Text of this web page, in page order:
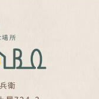
場所
衛